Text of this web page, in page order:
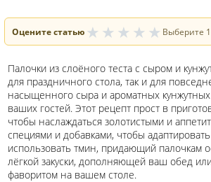
Оцените статью ★ ★ ★ ★ ★ Выберите
Палочки из слоёного теста с сыром и
для праздничного стола, так и для
насыщенного сыра и ароматных
ваших гостей. Этот рецепт прост в
чтобы наслаждаться золотистыми и
специями и добавками, чтобы
использовать тмин, придающий палочкам
лёгкой закуски, дополняющей ваш обед
фаворитом на вашем столе.